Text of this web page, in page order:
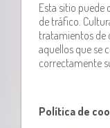
Esta sitio puede
de tráfico.
tratamientos de
aquellos que se
correctamente
Política de